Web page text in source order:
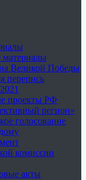
материалы
Великой Победы
перепись
проекты РФ
регион»
голосование
комиссии
акты